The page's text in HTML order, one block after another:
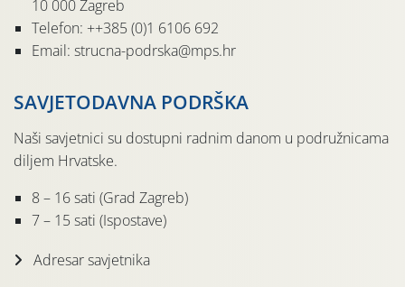
10 000 Zagreb
Telefon: ++385 (0)1 6106 692
Email: strucna-podrska@mps.hr
SAVJETODAVNA PODRŠKA
Naši savjetnici su dostupni radnim danom u podružnicama
diljem Hrvatske.
8 – 16 sati (Grad Zagreb)
7 – 15 sati (Ispostave)
Adresar savjetnika